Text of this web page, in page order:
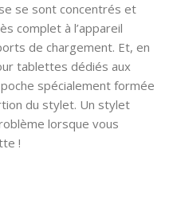
se sont concentrés et
complet à l’appareil
de chargement. Et, en
tablettes dédiés aux
spécialement formée
du stylet. Un stylet
lorsque vous
!